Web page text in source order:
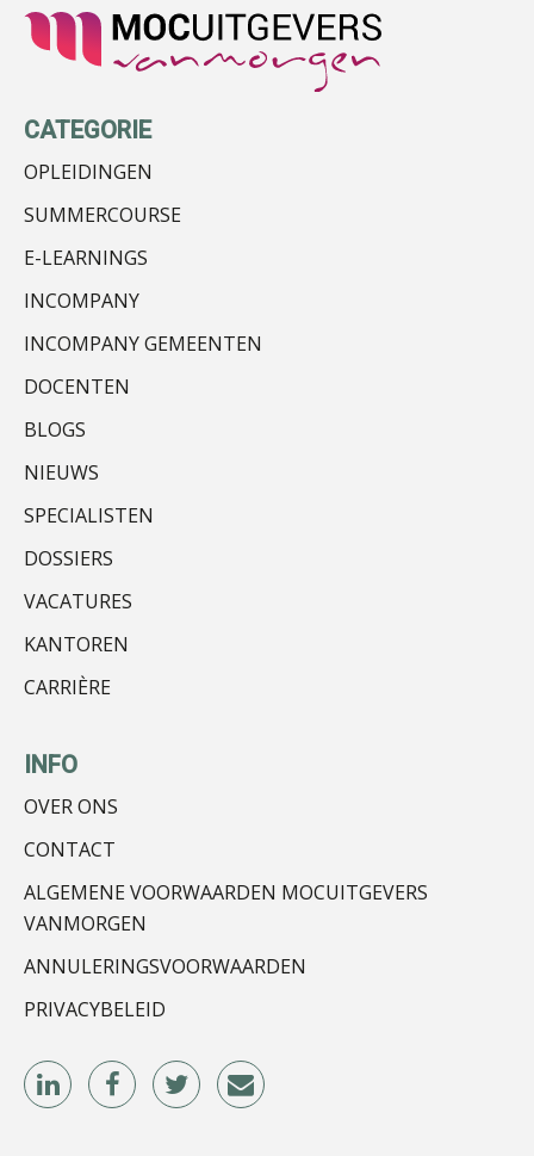
Ewoud de Ruiter
CATEGORIE
OPLEIDINGEN
SUMMERCOURSE
E-LEARNINGS
INCOMPANY
INCOMPANY GEMEENTEN
DOCENTEN
BLOGS
NIEUWS
SPECIALISTEN
DOSSIERS
VACATURES
KANTOREN
CARRIÈRE
INFO
OVER ONS
CONTACT
ALGEMENE VOORWAARDEN MOCUITGEVERS
VANMORGEN
ANNULERINGSVOORWAARDEN
PRIVACYBELEID